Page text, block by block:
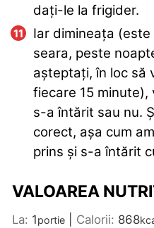
dați-le la frigider.
Iar dimineața
seara, peste
așteptați, în loc să
fiecare 15
s-a întărit sau nu.
corect, așa cum
prins și s-a întărit
VALOAREA
La: 1portie Calorii: 868